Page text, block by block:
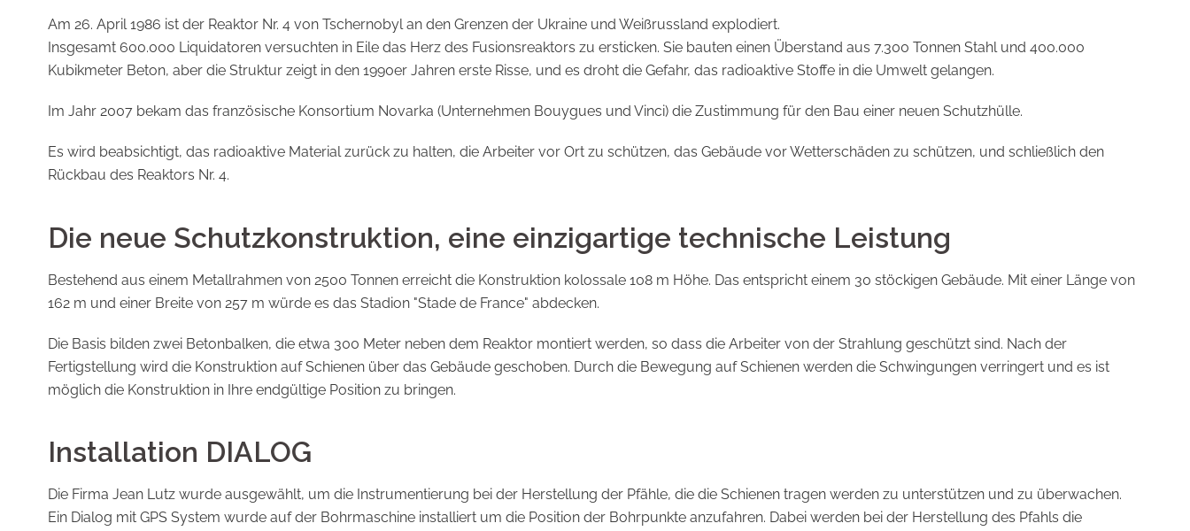
Am 26. April 1986 ist der Reaktor Nr. 4 von Tschernobyl an den Grenzen der Ukraine und Weißrussland explodiert.
Insgesamt 600.000 Liquidatoren versuchten in Eile das Herz des Fusionsreaktors zu ersticken. Sie bauten einen Überstand aus 7.300 Tonnen Stahl und 400.000
Kubikmeter Beton, aber die Struktur zeigt in den 1990er Jahren erste Risse, und es droht die Gefahr, das radioaktive Stoffe in die Umwelt gelangen.
Im Jahr 2007 bekam das französische Konsortium Novarka (Unternehmen Bouygues und Vinci) die Zustimmung für den Bau einer neuen Schutzhülle.
Es wird beabsichtigt, das radioaktive Material zurück zu halten, die Arbeiter vor Ort zu schützen, das Gebäude vor Wetterschäden zu schützen, und schließlich den
Rückbau des Reaktors Nr. 4.
Die neue Schutzkonstruktion, eine einzigartige technische Leistung
Bestehend aus einem Metallrahmen von 2500 Tonnen erreicht die Konstruktion kolossale 108 m Höhe. Das entspricht einem 30 stöckigen Gebäude. Mit einer Länge von
162 m und einer Breite von 257 m würde es das Stadion "Stade de France" abdecken.
Die Basis bilden zwei Betonbalken, die etwa 300 Meter neben dem Reaktor montiert werden, so dass die Arbeiter von der Strahlung geschützt sind. Nach der
Fertigstellung wird die Konstruktion auf Schienen über das Gebäude geschoben. Durch die Bewegung auf Schienen werden die Schwingungen verringert und es ist
möglich die Konstruktion in Ihre endgültige Position zu bringen.
Installation DIALOG
Die Firma Jean Lutz wurde ausgewählt, um die Instrumentierung bei der Herstellung der Pfähle, die die Schienen tragen werden zu unterstützen und zu überwachen.
Ein Dialog mit GPS System wurde auf der Bohrmaschine installiert um die Position der Bohrpunkte anzufahren. Dabei werden bei der Herstellung des Pfahls die